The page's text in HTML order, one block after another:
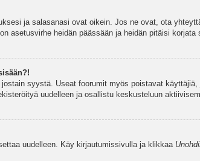
ja salasanasi ovat oikein. Jos ne ovat, ota
asetusvirhe heidän päässään ja heidän pitäisi korjata
syystä. Useat foorumit myös poistavat
uudelleen ja osallistu keskusteluun
uudelleen. Käy kirjautumissivulla ja klikkaa